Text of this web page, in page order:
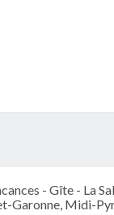
- Gîte - La
Garonne, Midi-